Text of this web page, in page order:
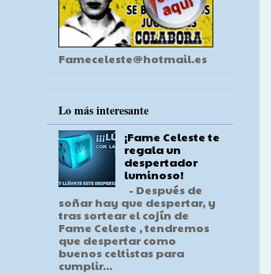
Fameceleste@hotmail.es
Lo más interesante
¡Fame Celeste te
regala un
despertador
luminoso!
- Después de
soñar hay que despertar, y
tras sortear el cojín de
Fame Celeste , tendremos
que despertar como
buenos celtistas para
cumplir...